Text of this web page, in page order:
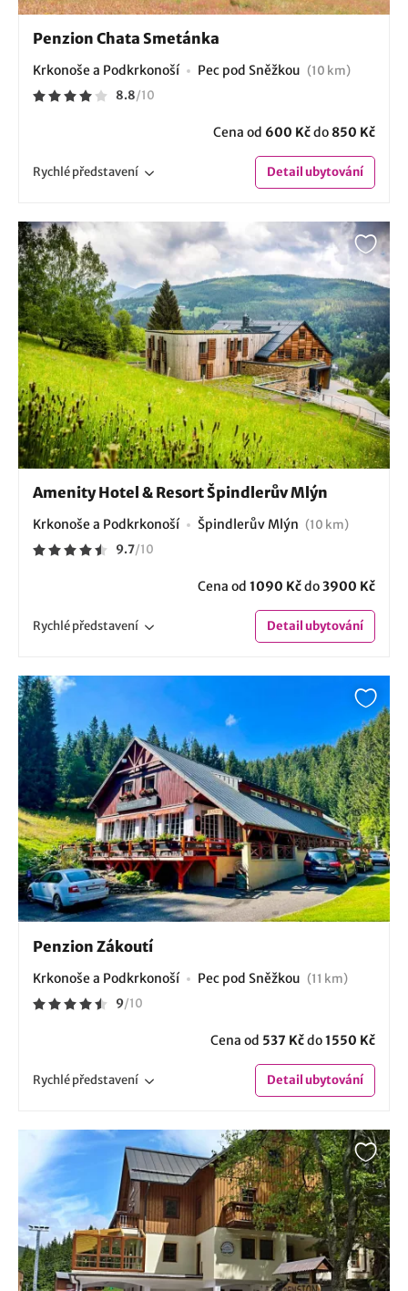
Penzion Chata Smetánka
Krkonoše a Podkrkonoší Pec pod Sněžkou (10 km)
8.8/10
Cena od 600 Kčdo 850 Kč
Rychlépředstavení Detailubytování
Amenity Hotel & Resort Špindlerův Mlýn
Krkonoše a Podkrkonoší Špindlerův Mlýn (10 km)
9.7/10
Cena od 1090 Kčdo3900 Kč
Rychlépředstavení Detailubytování
Penzion Zákoutí
Krkonoše a Podkrkonoší Pec pod Sněžkou (11 km)
9/10
Cena od 537 Kčdo1550 Kč
Rychlépředstavení Detailubytování